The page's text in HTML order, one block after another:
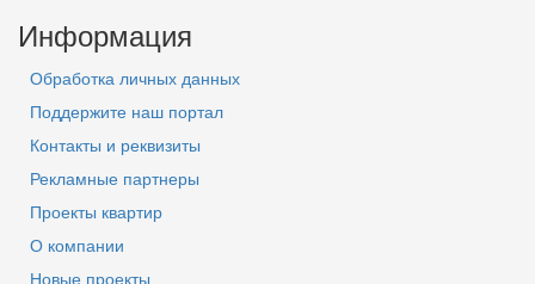
Информация
Обработка личных данных
Поддержите наш портал
Контакты и реквизиты
Рекламные партнеры
Проекты квартир
О компании
Новые проекты